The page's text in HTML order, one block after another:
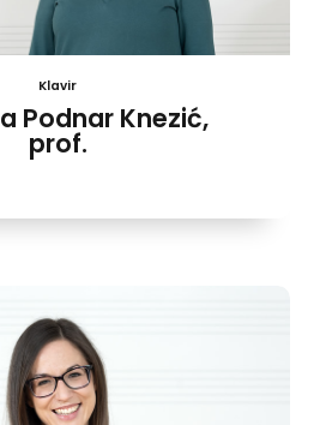
Klavir
Podnar Knezić,
prof.